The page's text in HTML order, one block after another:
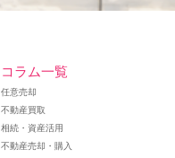
コラム一覧
任意売却
不動産買取
相続・資産活用
不動産売却・購入